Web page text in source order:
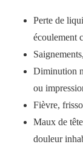
Perte de
écoulement
Diminution
ou
Fièvre,
Maux de
douleur